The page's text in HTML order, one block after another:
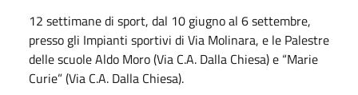
12 settimane di sport, dal 10 giugno al 6 settembre,
presso gli Impianti sportivi di Via Molinara, e le Palestre
delle scuole Aldo Moro (Via C.A. Dalla Chiesa) e “Marie
Curie” (Via C.A. Dalla Chiesa).